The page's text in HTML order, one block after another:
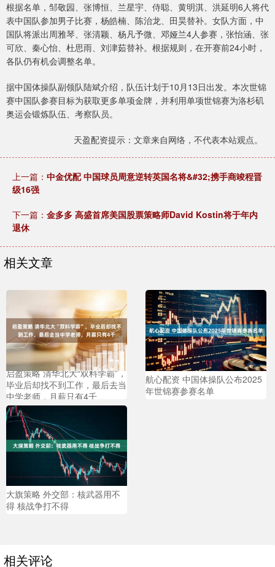
根据名单，邹敬园、张博恒、兰星宇、侍聪、黄明淇、洪延明6人将代
表中国队参加男子比赛，杨皓楠、陈治龙、田昊替补。女队方面，中
国队将派出周雅琴、张清颖、杨凡予微、邓娅兰4人参赛，张怡涵、张
可欣、秦心怡、杜思雨、刘津茹替补。根据规则，在开赛前24小时，
各队仍有机会调整名单。
据中国体操队副领队陆斌介绍，队伍计划于10月13日出发。本次世锦
赛中国队参赛目标为获取更多单项金牌，并利用单项世锦赛为洛杉矶
奥运会锻炼队伍、考察队员。
天盈配资提示：文章来自网络，不代表本站观点。
上一篇： 中金优配 中国球员周意逆转英国名将&#32;携手商竣程晋
级16强
下一篇： 金多多 高盛首席美国股票策略师David Kostin将于年内
退休
相关文章
启盈策略 清华北大“双料学霸”，
毕业后却找不到工作，最后去当
中学老师，月薪只有4千
航心配资 中国体操队公布2025
年世锦赛参赛名单
大旗策略 外交部：核武器用不
得 核战争打不得
相关评论